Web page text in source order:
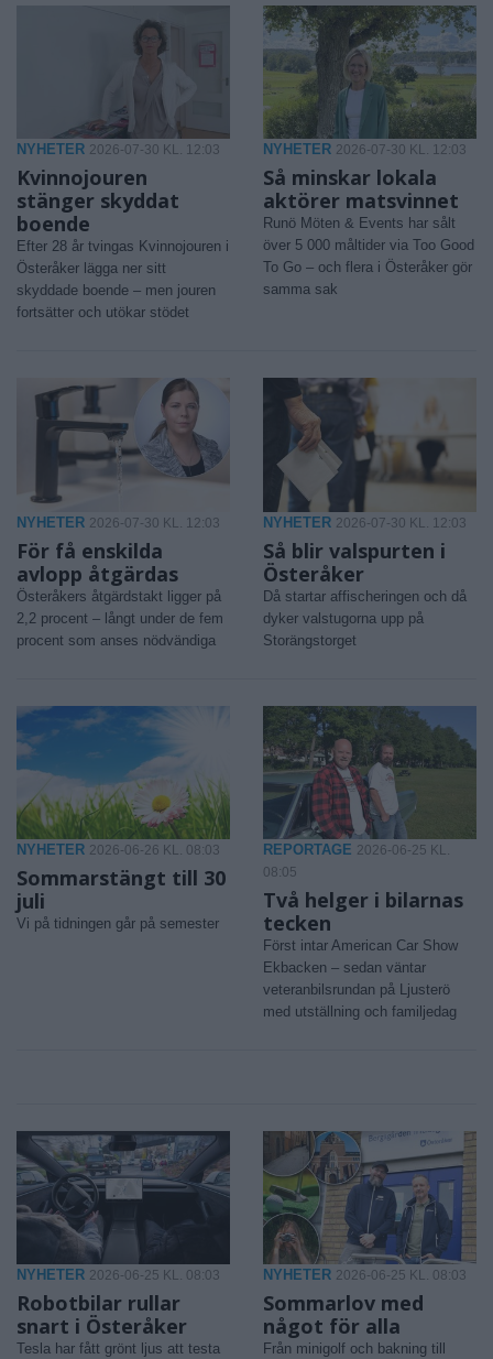
NYHETER 2026-07-30 KL. 12:03
Kvinnojouren
stänger skyddat
boende
Efter 28 år tvingas Kvinnojouren i
Österåker lägga ner sitt
skyddade boende – men jouren
fortsätter och utökar stödet
NYHETER 2026-07-30 KL. 12:03
Så minskar lokala
aktörer matsvinnet
Runö Möten & Events har sålt
över 5 000 måltider via Too Good
To Go – och flera i Österåker gör
samma sak
NYHETER 2026-07-30 KL. 12:03
För få enskilda
avlopp åtgärdas
Österåkers åtgärdstakt ligger på
2,2 procent – långt under de fem
procent som anses nödvändiga
NYHETER 2026-07-30 KL. 12:03
Så blir valspurten i
Österåker
Då startar affischeringen och då
dyker valstugorna upp på
Storängstorget
NYHETER 2026-06-26 KL. 08:03
Sommarstängt till 30
juli
Vi på tidningen går på semester
REPORTAGE 2026-06-25 KL.
08:05
Två helger i bilarnas
tecken
Först intar American Car Show
Ekbacken – sedan väntar
veteranbilsrundan på Ljusterö
med utställning och familjedag
NYHETER 2026-06-25 KL. 08:03
Robotbilar rullar
snart i Österåker
Tesla har fått grönt ljus att testa
NYHETER 2026-06-25 KL. 08:03
Sommarlov med
något för alla
Från minigolf och bakning till